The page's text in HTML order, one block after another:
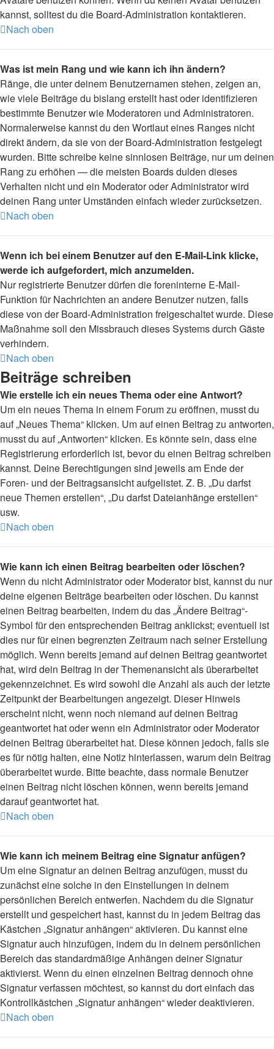
kannst, solltest du die Board-Administration kontaktieren.
Nach oben
Was ist mein Rang und wie kann ich ihn ändern?
Ränge, die unter deinem Benutzernamen stehen, zeigen an,
wie viele Beiträge du bislang erstellt hast oder identifizieren
bestimmte Benutzer wie Moderatoren und Administratoren.
Normalerweise kannst du den Wortlaut eines Ranges nicht
direkt ändern, da sie von der Board-Administration festgelegt
wurden. Bitte schreibe keine sinnlosen Beiträge, nur um deinen
Rang zu erhöhen — die meisten Boards dulden dieses
Verhalten nicht und ein Moderator oder Administrator wird
deinen Rang unter Umständen einfach wieder zurücksetzen.
Nach oben
Wenn ich bei einem Benutzer auf den E-Mail-Link klicke,
werde ich aufgefordert, mich anzumelden.
Nur registrierte Benutzer dürfen die foreninterne E-Mail-
Funktion für Nachrichten an andere Benutzer nutzen, falls
diese von der Board-Administration freigeschaltet wurde. Diese
Maßnahme soll den Missbrauch dieses Systems durch Gäste
verhindern.
Nach oben
Beiträge schreiben
Wie erstelle ich ein neues Thema oder eine Antwort?
Um ein neues Thema in einem Forum zu eröffnen, musst du
auf „Neues Thema“ klicken. Um auf einen Beitrag zu antworten,
musst du auf „Antworten“ klicken. Es könnte sein, dass eine
Registrierung erforderlich ist, bevor du einen Beitrag schreiben
kannst. Deine Berechtigungen sind jeweils am Ende der
Foren- und der Beitragsansicht aufgelistet. Z. B. „Du darfst
neue Themen erstellen“, „Du darfst Dateianhänge erstellen“
usw.
Nach oben
Wie kann ich einen Beitrag bearbeiten oder löschen?
Wenn du nicht Administrator oder Moderator bist, kannst du nur
deine eigenen Beiträge bearbeiten oder löschen. Du kannst
einen Beitrag bearbeiten, indem du das „Ändere Beitrag“-
Symbol für den entsprechenden Beitrag anklickst; eventuell ist
dies nur für einen begrenzten Zeitraum nach seiner Erstellung
möglich. Wenn bereits jemand auf deinen Beitrag geantwortet
hat, wird dein Beitrag in der Themenansicht als überarbeitet
gekennzeichnet. Es wird sowohl die Anzahl als auch der letzte
Zeitpunkt der Bearbeitungen angezeigt. Dieser Hinweis
erscheint nicht, wenn noch niemand auf deinen Beitrag
geantwortet hat oder wenn ein Administrator oder Moderator
deinen Beitrag überarbeitet hat. Diese können jedoch, falls sie
es für nötig halten, eine Notiz hinterlassen, warum dein Beitrag
überarbeitet wurde. Bitte beachte, dass normale Benutzer
einen Beitrag nicht löschen können, wenn bereits jemand
darauf geantwortet hat.
Nach oben
Wie kann ich meinem Beitrag eine Signatur anfügen?
Um eine Signatur an deinen Beitrag anzufügen, musst du
zunächst eine solche in den Einstellungen in deinem
persönlichen Bereich entwerfen. Nachdem du die Signatur
erstellt und gespeichert hast, kannst du in jedem Beitrag das
Kästchen „Signatur anhängen“ aktivieren. Du kannst eine
Signatur auch hinzufügen, indem du in deinem persönlichen
Bereich das standardmäßige Anhängen deiner Signatur
aktivierst. Wenn du einen einzelnen Beitrag dennoch ohne
Signatur verfassen möchtest, so kannst du dort einfach das
Kontrollkästchen „Signatur anhängen“ wieder deaktivieren.
Nach oben